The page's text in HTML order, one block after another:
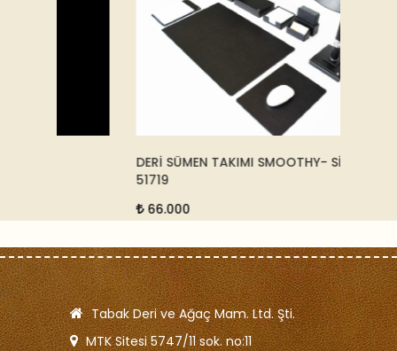
DERİ SÜMEN TAKIMI SMOOTHY- SİYAH -
Tabak Deri ve Ağaç Mam. Ltd. Şti.
MTK Sitesi 5747/11 sok. no:11